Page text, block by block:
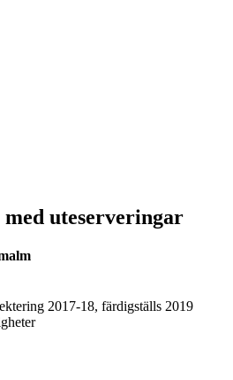
uteserveringar
2017-18, färdigställs 2019